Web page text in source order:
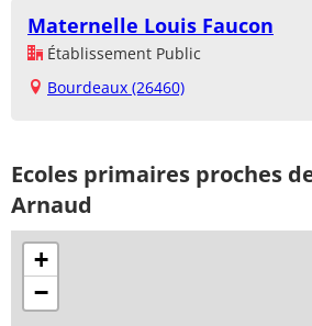
Maternelle Louis Faucon
Établissement Public
Bourdeaux (26460)
Ecoles primaires proches
Arnaud
+
−